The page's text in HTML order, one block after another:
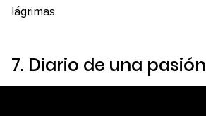
lágrimas.
7. Diario de una pasión